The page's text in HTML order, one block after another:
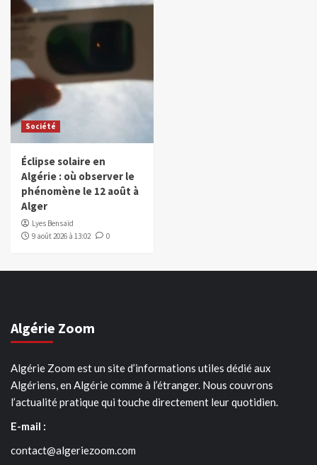
Société
Éclipse solaire en
Algérie : où observer le
phénomène le 12 août à
Alger
Lyes Bensaïd
9 août 2026 à 13:02
0
Algérie Zoom
Algérie Zoom est un site d’informations utiles dédié aux
Algériens, en Algérie comme à l’étranger. Nous couvrons
l’actualité pratique qui touche directement leur quotidien.
E-mail :
contact@algeriezoom.com